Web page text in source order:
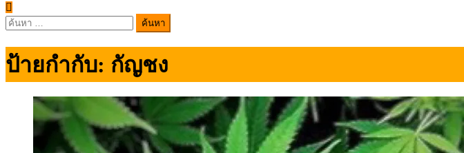
ค้นหา
ป้ายกำกับ: กัญชง